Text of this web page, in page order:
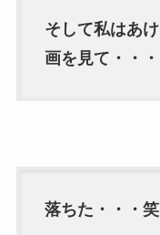
そして私はあ
画を見て・・・
落ちた・・・笑